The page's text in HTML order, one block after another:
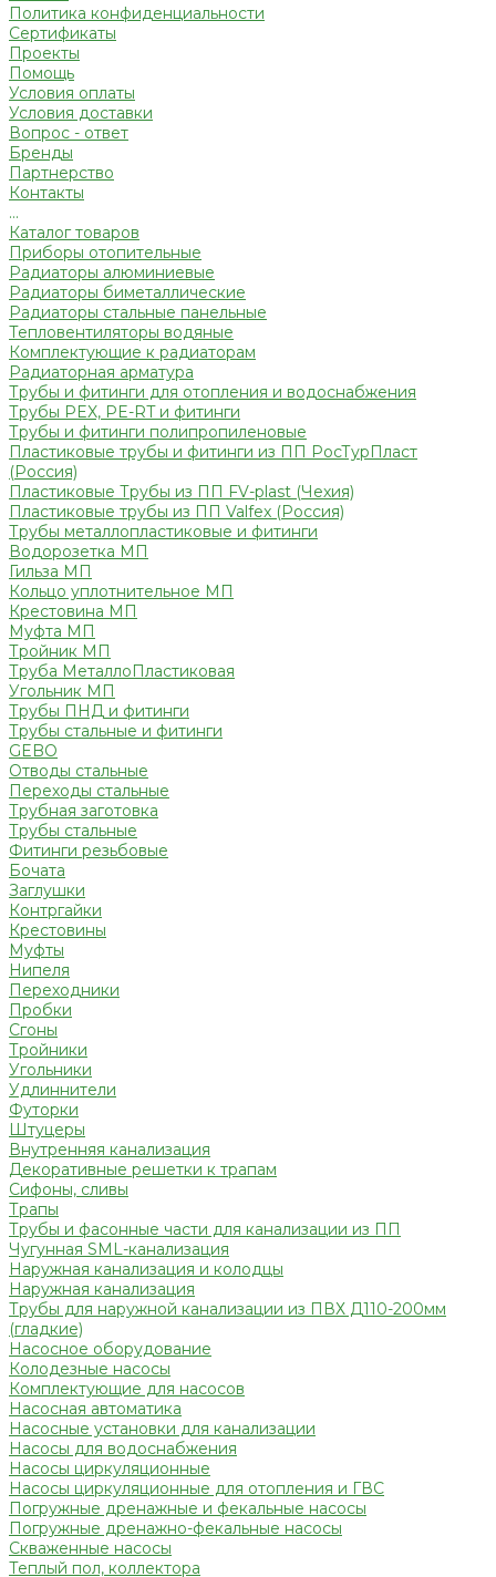
Политика конфиденциальности
Сертификаты
Проекты
Помощь
Условия оплаты
Условия доставки
Вопрос - ответ
Бренды
Партнерство
Контакты
...
Каталог товаров
Приборы отопительные
Радиаторы алюминиевые
Радиаторы биметаллические
Радиаторы стальные панельные
Тепловентиляторы водяные
Комплектующие к радиаторам
Радиаторная арматура
Трубы и фитинги для отопления и водоснабжения
Трубы PEX, PE-RT и фитинги
Трубы и фитинги полипропиленовые
Пластиковые трубы и фитинги из ПП РосТурПласт
(Россия)
Пластиковые Трубы из ПП FV-plast (Чехия)
Пластиковые трубы из ПП Valfex (Россия)
Трубы металлопластиковые и фитинги
Водорозетка МП
Гильза МП
Кольцо уплотнительное МП
Крестовина МП
Муфта МП
Тройник МП
Труба МеталлоПластиковая
Угольник МП
Трубы ПНД и фитинги
Трубы стальные и фитинги
GEBO
Отводы стальные
Переходы стальные
Трубная заготовка
Трубы стальные
Фитинги резьбовые
Бочата
Заглушки
Контргайки
Крестовины
Муфты
Нипеля
Переходники
Пробки
Сгоны
Тройники
Угольники
Удлиннители
Футорки
Штуцеры
Внутренняя канализация
Декоративные решетки к трапам
Сифоны, сливы
Трапы
Трубы и фасонные части для канализации из ПП
Чугунная SML-канализация
Наружная канализация и колодцы
Наружная канализация
Трубы для наружной канализации из ПВХ Д110-200мм
(гладкие)
Насосное оборудование
Колодезные насосы
Комплектующие для насосов
Насосная автоматика
Насосные установки для канализации
Насосы для водоснабжения
Насосы циркуляционные
Насосы циркуляционные для отопления и ГВС
Погружные дренажные и фекальные насосы
Погружные дренажно-фекальные насосы
Скваженные насосы
Теплый пол, коллектора